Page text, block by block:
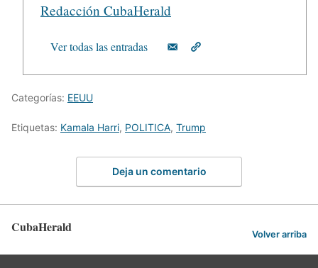
Redacción CubaHerald
Ver todas las entradas
Categorías: EEUU
Etiquetas: Kamala Harri, POLITICA, Trump
Deja un comentario
CubaHerald Volver arriba